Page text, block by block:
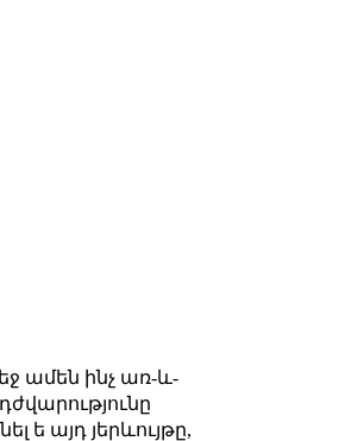
ամեն ինչ առ-և-
ե այդ յերևույթը,